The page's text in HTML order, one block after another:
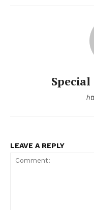
LEAVE A REPLY